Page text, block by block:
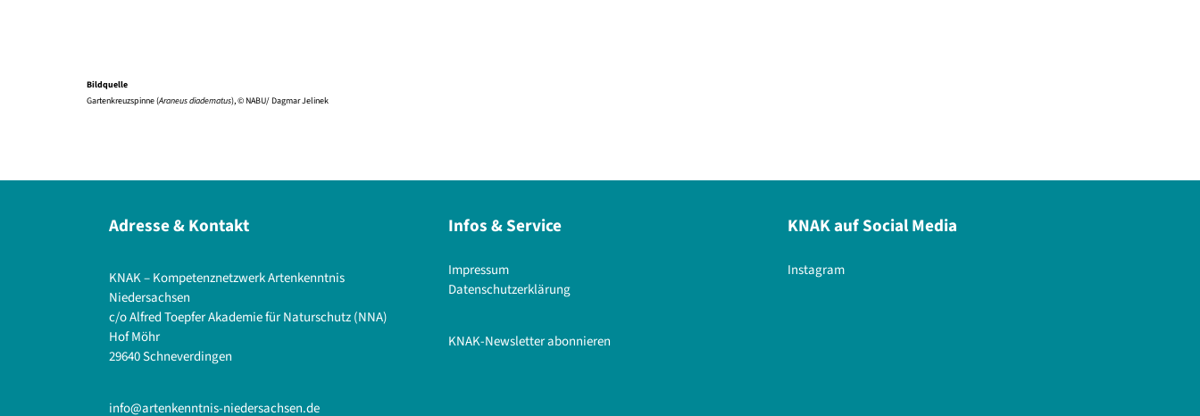
Bildquelle
Gartenkreuzspinne (Araneus diadematus), © NABU/ Dagmar Jelinek
Adresse & Kontakt
KNAK – Kompetenznetzwerk Artenkenntnis
Niedersachsen
c/o Alfred Toepfer Akademie für Naturschutz (NNA)
Hof Möhr
29640 Schneverdingen
info@artenkenntnis-niedersachsen.de
Infos & Service
Impressum
Datenschutzerklärung
KNAK-Newsletter abonnieren
KNAK auf Social Media
Instagram